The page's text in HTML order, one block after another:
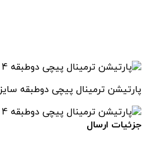
پارتیشن ترمینال پیچی دوطبقه سایز 4 رعد مدل P-DRTP4
جزئیات ارسال